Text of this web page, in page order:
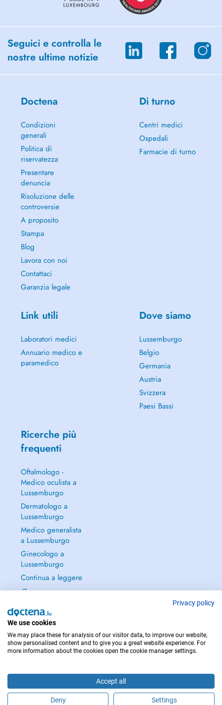
Seguici e controlla le
nostre ultime notizie
Doctena
Condizioni
generali
Politica di
riservatezza
Presentare
denuncia
Risoluzione delle
controversie
A proposito
Stampa
Blog
Lavora con noi
Contattaci
Garanzia legale
Di turno
Centri medici
Ospedali
Farmacie di turno
Link utili
Laboratori medici
Annuario medico e
paramedico
Dove siamo
Lussemburgo
Belgio
Germania
Austria
Svizzera
Paesi Bassi
Ricerche più
frequenti
Oftalmologo -
Medico oculista a
Lussemburgo
Dermatologo a
Lussemburgo
Medico generalista
a Lussemburgo
Ginecologo a
Lussemburgo
Continua a leggere
→
PER LE URGENZE, CONSULTARE : 112
Copyright © 2026 - DOCTENA S.A. 42, Rue de la Vallée, L-2661 Luxembourg
Privacy policy
We use cookies
We may place these for analysis of our visitor data, to improve our website,
show personalised content and to give you a great website experience. For
more information about the cookies open the cookie manager settings.
Accept all
Deny Settings